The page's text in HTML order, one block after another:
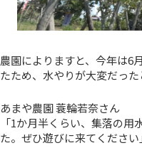
農園によりますと、今年は6
たため、水やりが大変だった
あまや農園 蓑輪若奈さん
「1か月半くらい、集落の
た。ぜひ遊びに来てください」